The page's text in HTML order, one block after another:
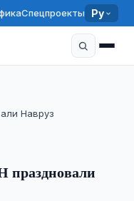
Спецпроекты Ру
Навруз
праздновали